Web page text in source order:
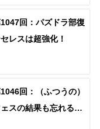
1047回：パズドラ部復
レスは超強化！
回：（ふつうの）
スの結果も忘れる